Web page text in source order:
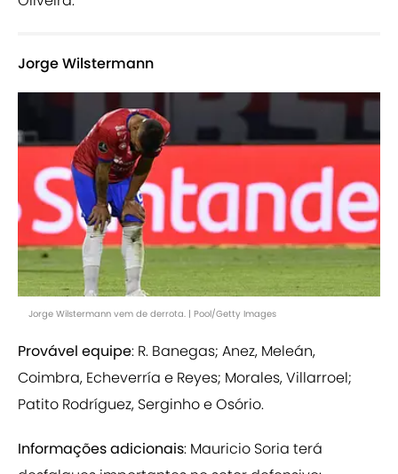
Jorge Wilstermann
Jorge Wilstermann vem de derrota. | Pool/Getty Images
Provável equipe: R. Banegas; Anez, Meleán,
Coimbra, Echeverría e Reyes; Morales, Villarroel;
Patito Rodríguez, Serginho e Osório.
Informações adicionais: Mauricio Soria terá